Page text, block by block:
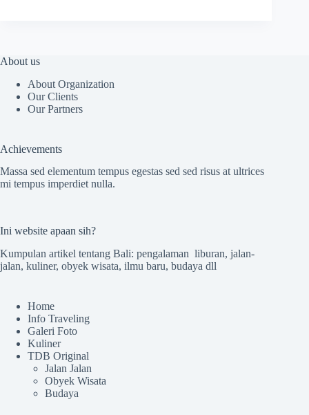
About us
About Organization
Our Clients
Our Partners
Achievements
Massa sed elementum tempus egestas sed sed risus at ultrices
mi tempus imperdiet nulla.
Ini website apaan sih?
Kumpulan artikel tentang Bali: pengalaman liburan, jalan-
jalan, kuliner, obyek wisata, ilmu baru, budaya dll
Home
Info Traveling
Galeri Foto
Kuliner
TDB Original
Jalan Jalan
Obyek Wisata
Budaya